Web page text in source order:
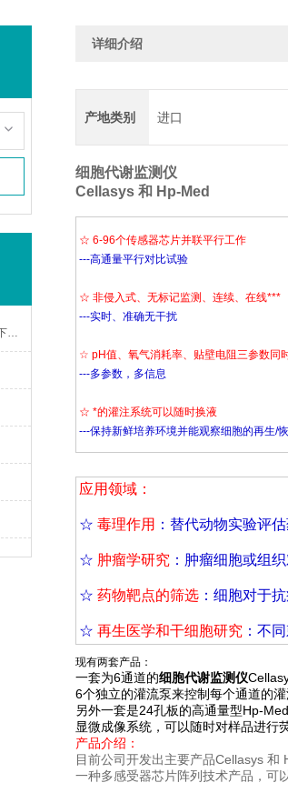
真空安全吸液仪不能正常吸液有以下几种可能
详细介绍
产地类别 进口
细胞代谢监测仪
Cellasys 和 Hp-Med
☆ 6-96个传感器芯片并联平行工作
---高通量平行对比试验
☆ 非侵入式、无标记监测、连续、在线***
---实时、准确无干扰
☆ pH值、氧气消耗率、贴壁电阻三参数同
---多参数，多信息
☆ *的灌注系统可以随时换液
---保持新鲜培养环境并能观察细胞的再生/
应用领域：
☆ 毒理作用 ：替代动物实验评
☆ 肿瘤学研究 ：肿瘤细胞或组
☆ 药物靶点的筛选 ：细胞对于
☆ 再生医学和干细胞研究 ：不
现有两套产品：
一套为6通道的细胞代谢监测仪
6个独立的灌流泵来控制每个通道的
另外一套是24孔板的高通量型Hp-
显微成像系统，可以随时对样品进行
产品介绍：
目前公司开发出主要产品Cellasys
一种多感受器芯片阵列技术产品，可